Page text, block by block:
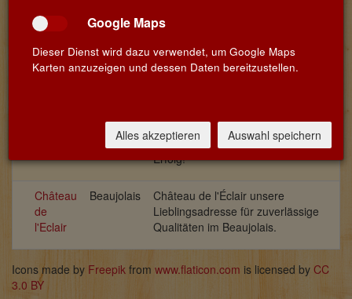
Joly das Château de Durette im
Beaujolais mit ausserordentlichem
Erfolg!
Château
de
l'Eclair
Beaujolais
Château de l'Éclair unsere
Lieblingsadresse für zuverlässige
Qualitäten im Beaujolais.
Icons made by Freepik from www.flaticon.com is licensed by CC
3.0 BY
Google Maps
Dieser Dienst wird dazu verwendet, um Google Maps
Karten anzuzeigen und dessen Daten bereitzustellen.
Alles akzeptieren Auswahl speichern